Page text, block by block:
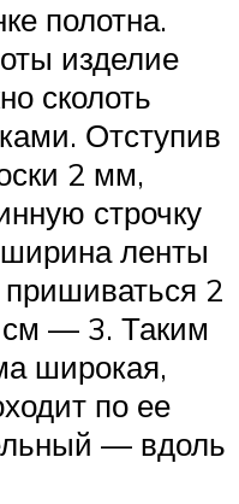
полотна.
изделие
сколоть
Отступив
2 мм,
строчку
ленты
2
— 3. Таким
широкая,
по ее
— вдоль